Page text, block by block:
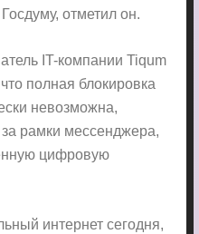
отметил он.
IT-компании Tiqum
полная блокировка
невозможна,
рамки мессенджера,
цифровую
интернет сегодня,